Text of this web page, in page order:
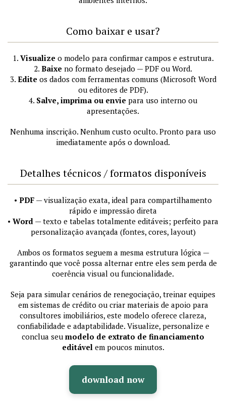
Como baixar e usar?
1. Visualize o modelo para confirmar campos e estrutura.
2. Baixe no formato desejado — PDF ou Word.
3. Edite os dados com ferramentas comuns (Microsoft Word
ou editores de PDF).
4. Salve, imprima ou envie para uso interno ou
apresentações.
Nenhuma inscrição. Nenhum custo oculto. Pronto para uso
imediatamente após o download.
Detalhes técnicos / formatos disponíveis
• PDF — visualização exata, ideal para compartilhamento
rápido e impressão direta
• Word — texto e tabelas totalmente editáveis; perfeito para
personalização avançada (fontes, cores, layout)
Ambos os formatos seguem a mesma estrutura lógica —
garantindo que você possa alternar entre eles sem perda de
coerência visual ou funcionalidade.
Seja para simular cenários de renegociação, treinar equipes
em sistemas de crédito ou criar materiais de apoio para
consultores imobiliários, este modelo oferece clareza,
confiabilidade e adaptabilidade. Visualize, personalize e
conclua seu modelo de extrato de financiamento
editável em poucos minutos.
download now